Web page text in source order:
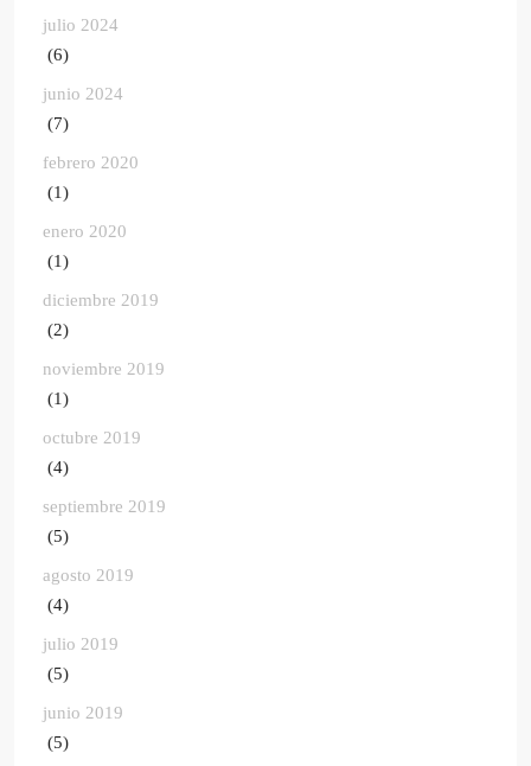
julio 2024
(6)
junio 2024
(7)
febrero 2020
(1)
enero 2020
(1)
diciembre 2019
(2)
noviembre 2019
(1)
octubre 2019
(4)
septiembre 2019
(5)
agosto 2019
(4)
julio 2019
(5)
junio 2019
(5)